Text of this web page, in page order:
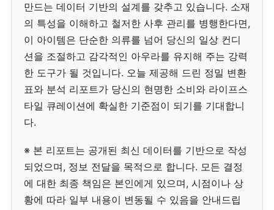
만드는 데이터 기반의 설계를 갖추고 있습니다. 소재
의 특성을 이해하고 철저한 사후 관리를 병행한다면,
이 아이템은 단순한 의류를 넘어 당신의 일상 컨디
션을 조절하고 감각적인 아우라를 유지해 주는 강력
한 도구가 될 것입니다. 오늘 제공해 드린 정밀 변환
표와 분석 리포트가 당신의 현명한 소비와 라이프스
타일 큐레이션에 확실한 기준점이 되기를 기대합니
다.
※ 본 리포트는 공개된 최신 데이터를 기반으로 작성
되었으며, 정보 전달을 목적으로 합니다. 모든 결정
에 대한 최종 책임은 본인에게 있으며, 시점이나 상
황에 따라 일부 내용이 변동될 수 있음을 안내드립